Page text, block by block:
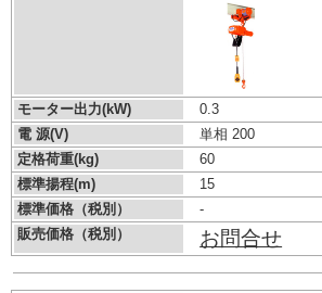
モーター出力(kW)
0.3
電 源(V)
単相 200
定格荷重(kg)
60
標準揚程(m)
15
標準価格（税別）
-
販売価格（税別）
お問合せ